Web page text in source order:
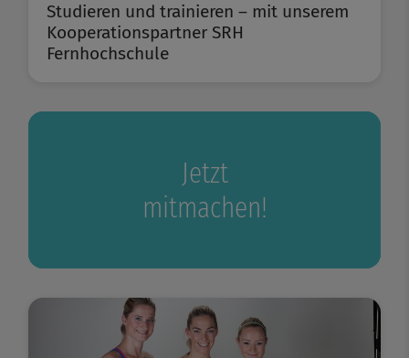
Studieren und trainieren – mit unserem
Kooperationspartner SRH
Fernhochschule
Jetzt
mitmachen!